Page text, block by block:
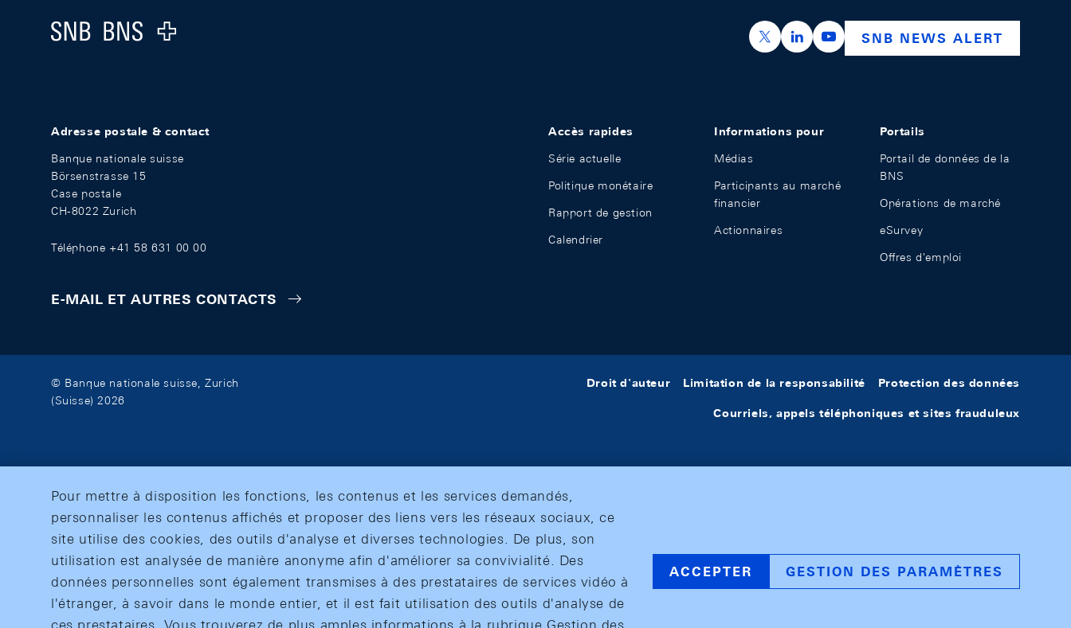
Logo
https://x.com/snb_bns
https://ch.linkedin.com/company/swiss-
https://www.youtube.com/
SNB NEWS ALERT
Adresse postale & contact
Banque nationale suisse
Börsenstrasse 15
Case postale
CH-8022 Zurich
Téléphone +41 58 631 00 00
E-MAIL ET AUTRES CONTACTS
Accès rapides
Série actuelle
Politique monétaire
Rapport de gestion
Calendrier
Informations pour
Médias
Participants au marché
financier
Actionnaires
Portails
Portail de données de la
BNS
Opérations de marché
eSurvey
Offres d'emploi
© Banque nationale suisse, Zurich
(Suisse) 2026
Droit d'auteur Limitation de la responsabilité Protection des données
Courriels, appels téléphoniques et sites frauduleux
Pour mettre à disposition les fonctions, les contenus et les services demandés,
personnaliser les contenus affichés et proposer des liens vers les réseaux sociaux, ce
site utilise des cookies, des outils d'analyse et diverses technologies. De plus, son
utilisation est analysée de manière anonyme afin d'améliorer sa convivialité. Des
données personnelles sont également transmises à des prestataires de services vidéo à
l'étranger, à savoir dans le monde entier, et il est fait utilisation des outils d'analyse de
ACCEPTER GESTION DES PARAMÈTRES